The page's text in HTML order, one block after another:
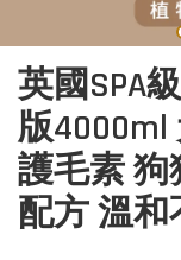
英國SPA
版4000ml
護毛素 狗
配方 溫和